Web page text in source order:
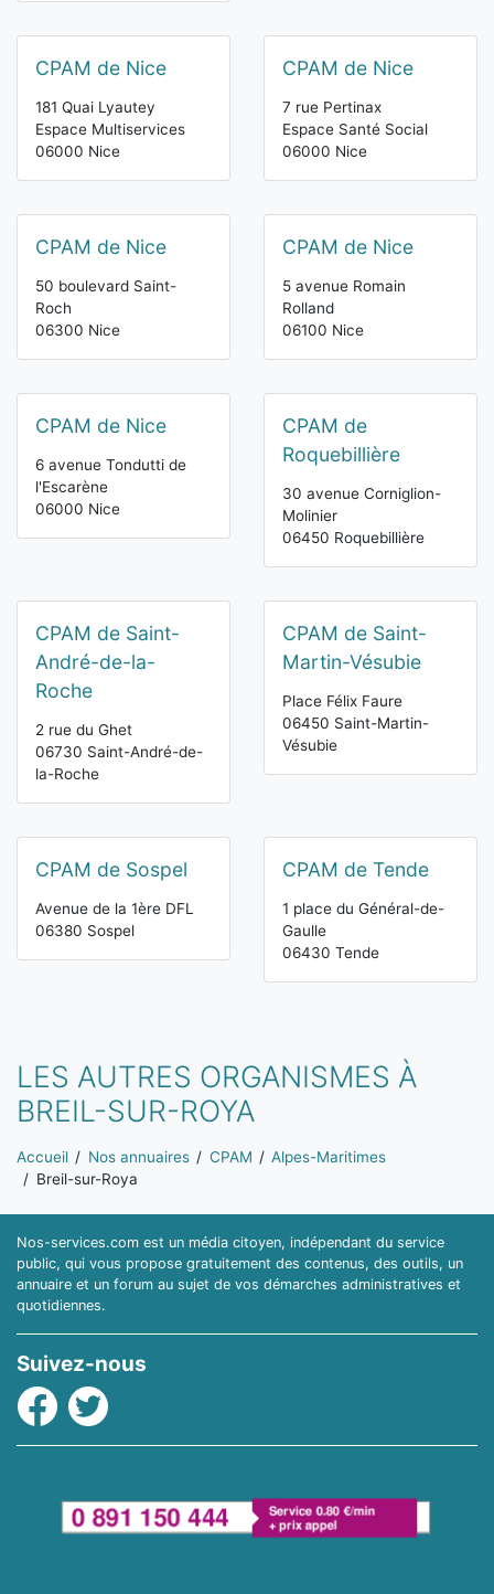
CPAM de Nice
181 Quai Lyautey
Espace Multiservices
06000 Nice
CPAM de Nice
7 rue Pertinax
Espace Santé Social
06000 Nice
CPAM de Nice
50 boulevard Saint-
Roch
06300 Nice
CPAM de Nice
5 avenue Romain
Rolland
06100 Nice
CPAM de Nice
6 avenue Tondutti de
l'Escarène
06000 Nice
CPAM de
Roquebillière
30 avenue Corniglion-
Molinier
06450 Roquebillière
CPAM de Saint-
André-de-la-
Roche
2 rue du Ghet
06730 Saint-André-de-
la-Roche
CPAM de Saint-
Martin-Vésubie
Place Félix Faure
06450 Saint-Martin-
Vésubie
CPAM de Sospel
Avenue de la 1ère DFL
06380 Sospel
CPAM de Tende
1 place du Général-de-
Gaulle
06430 Tende
LES AUTRES ORGANISMES À
BREIL-SUR-ROYA
Vous êtes ici:
Accueil Nos annuaires CPAM
Alpes-Maritimes
Breil-sur-Roya
Nos-services.com est un média citoyen, indépendant du service
public, qui vous propose gratuitement des contenus, des outils, un
annuaire et un forum au sujet de vos démarches administratives et
quotidiennes.
Suivez-nous
Facebook
Twitter